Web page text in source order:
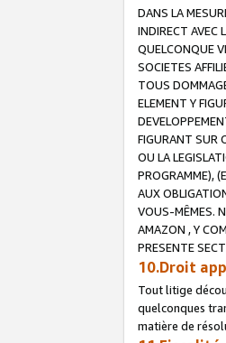
DANS LA
INDIRECT AVEC
QUELCONQUE
SOCIETES
TOUS
ELEMENT Y
FIGURANT SUR
OU LA
PROGRAMME),
AUX
VOUS-MÊMES.
AMAZON , Y
PRESENTE
10.Droit
Tout litige
quelconques
matière de